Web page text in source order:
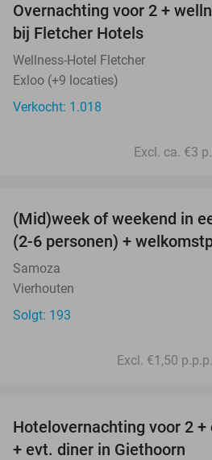
Overnachting voor 2 +
bij Fletcher Hotels
Wellness-Hotel Fletcher
Exloo (+9 locaties)
Verkocht: 1.018
Excl. ca. €3
(Mid)week of weekend in
(2-6 personen) +
Samoza
Vierhouten
Solgt: 193
Excl. €1,50
Hotelovernachting voor 2
+ evt. diner in Giethoorn